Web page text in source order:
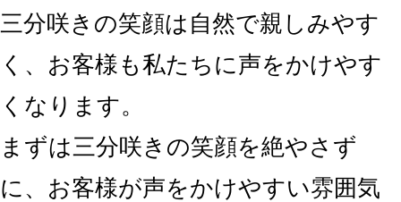
三分咲きの笑顔は自然で親しみやす
く、お客様も私たちに声をかけやす
くなります。
まずは三分咲きの笑顔を絶やさず
に、お客様が声をかけやすい雰囲気